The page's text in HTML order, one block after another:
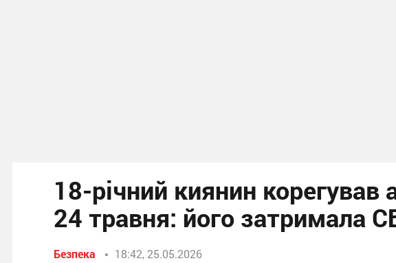
18-річний киянин
24 травня: його затримала
Безпека 18:42, 25.05.2026